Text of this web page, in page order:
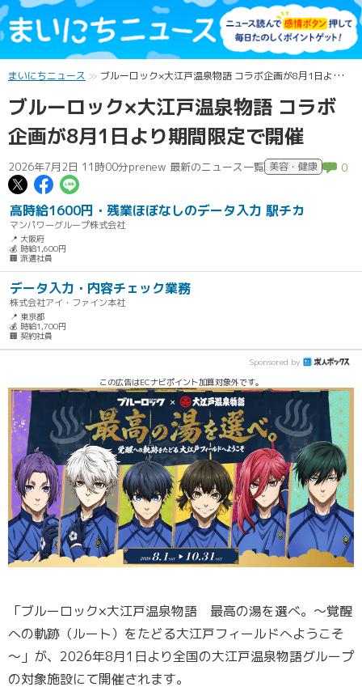
まいにちニュース ブルーロック×大江戸温泉物語 コラボ企画が8月1日より期間限定で開催
ブルーロック×大江戸温泉物語 コラボ
企画が8月1日より期間限定で開催
2026年7月2日 11時00分prenew 最新のニュース一覧 美容・健康 0
この記事についてポスト
この記事についてFacebookでシェ
高時給1600円・残業ほぼなしのデータ入力 駅チカ
マンパワーグループ株式会社
📍 大阪府
💰 時給1,600円
🏢 派遣社員
データ入力・内容チェック業務
株式会社アイ・ファイン本社
📍 東京都
💰 時給1,700円
🏢 契約社員
Sponsored by
この広告はECナビポイント加算対象外です。
「ブルーロック×大江戸温泉物語 最高の湯を選べ。～覚醒
への軌跡（ルート）をたどる大江戸フィールドへようこそ
～」が、2026年8月1日より全国の大江戸温泉物語グループ
の対象施設にて開催されます。